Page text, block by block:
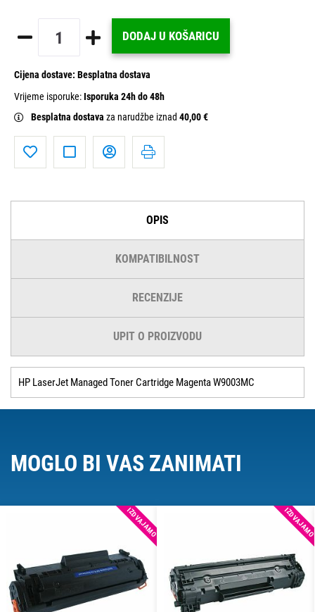
DODAJ U KOŠARICU
Cijena dostave: Besplatna dostava
Vrijeme isporuke:Isporuka 24h do 48h
Besplatna dostava za narudžbe iznad 40,00 €
OPIS
KOMPATIBILNOST
RECENZIJE
UPIT O PROIZVODU
HP LaserJet Managed Toner Cartridge Magenta W9003MC
MOGLO BI VAS ZANIMATI
IZDVAJAMO